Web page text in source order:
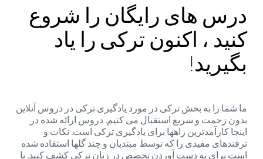
درس های رایگان را شروع
کنید ، اکنون ترکی را یاد
بگیرید!
ما شما را به بخش ترکی در مورد یادگیری ترکی در دروس آنلاین
بدون زحمت و سریع استقبال می کنیم. دروس ارائه شده در
اینجا کارآمدترین راهها برای یادگیری ترکی است. نکات و
ترفندهای مفیدی را که توسط مبتدیان و چند گلها استفاده شده
است برای به دست آوردن تخصص در زبان ترکی کشف کنید. با